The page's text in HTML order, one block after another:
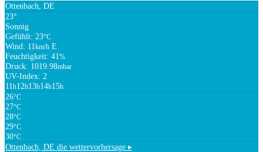
Ottenbach, DE
23°
Sonnig
Gefühlt: 23°C
Wind: 11km/h E
Feuchtigkeit: 41%
Druck: 1019.98mbar
UV-Index: 2
11h12h13h14h15h
26°C
27°C
28°C
29°C
30°C
Ottenbach, DE die wettervorhersage ▸